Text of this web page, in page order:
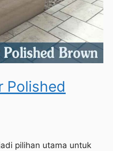
Polished
pilihan utama untuk